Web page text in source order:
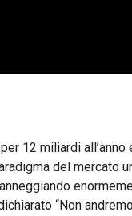
12 miliardi
del mercato
“Non